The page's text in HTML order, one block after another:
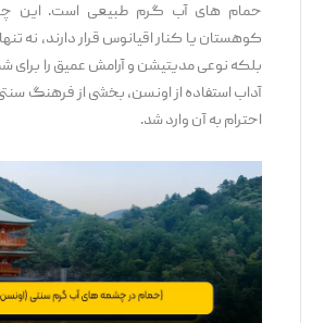
حمام ‌های آب گرم طبیعی است. این
کوهستان یا کنار اقیانوس قرار دارند، نه
بلکه نوعی مدیتیشن و آرامش عمیق را برای
آداب استفاده از اونسن، بخشی از فرهنگ سنتی
احترام به آن وارد شد.